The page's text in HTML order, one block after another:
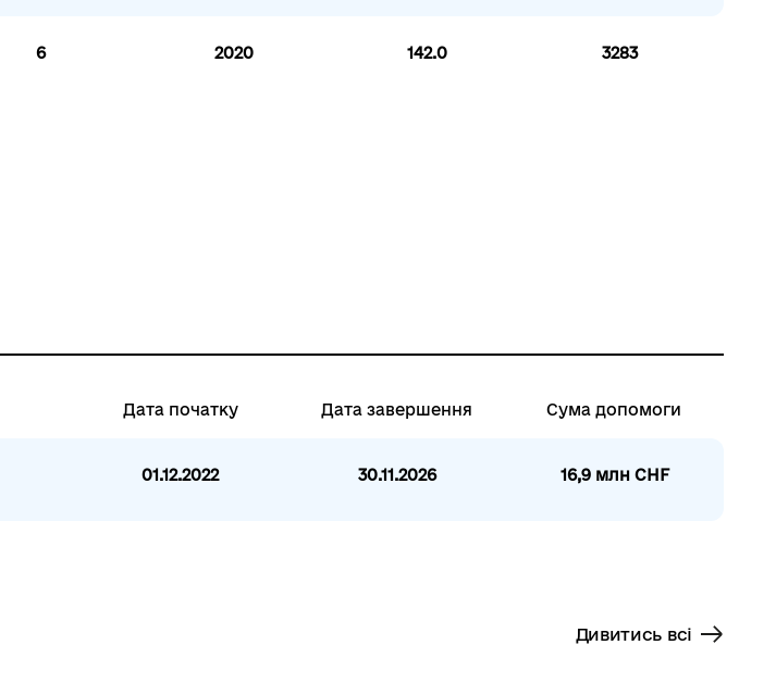
6 2020 142.0 3283
Дата початку Дата завершення Сума допомоги
01.12.2022 30.11.2026 16,9 млн CHF
Дивитись всі